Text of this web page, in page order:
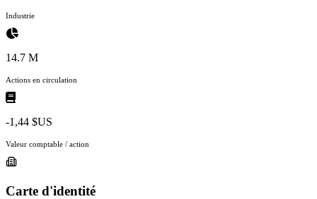
Industrie
14.7 M
Actions en circulation
-1,44 $US
Valeur comptable / action
Carte d'identité